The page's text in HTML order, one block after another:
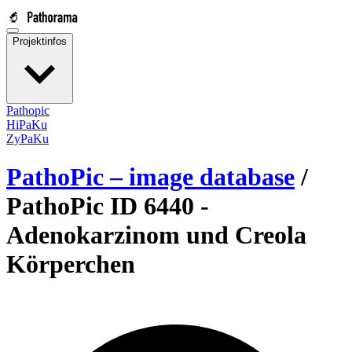
Projektinfos
Pathopic
HiPaKu
ZyPaKu
PathoPic – image database /
PathoPic ID 6440 -
Adenokarzinom und Creola
Körperchen